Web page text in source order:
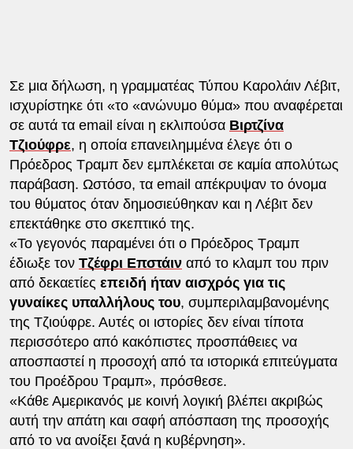
Σε μια δήλωση, η γραμματέας Τύπου Καρολάιν Λέβιτ,
ισχυρίστηκε ότι «το «ανώνυμο θύμα» που αναφέρεται
σε αυτά τα email είναι η εκλιπούσα Βιρτζίνα
Τζιούφρε, η οποία επανειλημμένα έλεγε ότι ο
Πρόεδρος Τραμπ δεν εμπλέκεται σε καμία απολύτως
παράβαση. Ωστόσο, τα email απέκρυψαν το όνομα
του θύματος όταν δημοσιεύθηκαν και η Λέβιτ δεν
επεκτάθηκε στο σκεπτικό της.
«Το γεγονός παραμένει ότι ο Πρόεδρος Τραμπ
έδιωξε τον Τζέφρι Επστάιναπό το κλαμπ του πριν
από δεκαετίες επειδή ήταν αισχρός για τις
γυναίκες υπαλλήλους του, συμπεριλαμβανομένης
της Τζιούφρε. Αυτές οι ιστορίες δεν είναι τίποτα
περισσότερο από κακόπιστες προσπάθειες να
αποσπαστεί η προσοχή από τα ιστορικά επιτεύγματα
του Προέδρου Τραμπ», πρόσθεσε.
«Κάθε Αμερικανός με κοινή λογική βλέπει ακριβώς
αυτή την απάτη και σαφή απόσπαση της προσοχής
από το να ανοίξει ξανά η κυβέρνηση».